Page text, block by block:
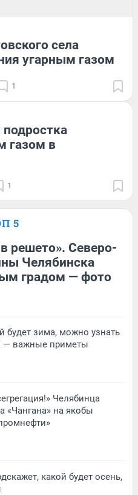
села
угарным газом
1
газом в
1
5
решето». Северо-
Челябинска
градом — фото
будет зима, можно узнать
— важные приметы
Челябинца
«Чангана» на якобы
какой будет осень,